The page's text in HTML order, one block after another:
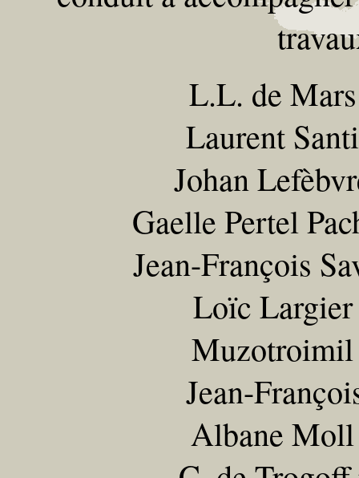
L.L. de
Laurent
Johan
Gaelle Pertel
Jean-François
Loïc
Muzotroimil
Jean-
Albane